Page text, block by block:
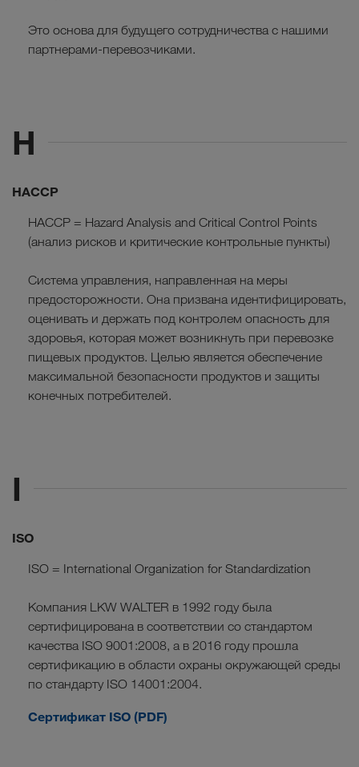
Это основа для будущего сотрудничества с нашими
партнерами-перевозчиками.
H
HACCP
HACCP = Hazard Analysis and Critical Control Points
(анализ рисков и критические контрольные пункты)
Система управления, направленная на меры
предосторожности. Она призвана идентифицировать,
оценивать и держать под контролем опасность для
здоровья, которая может возникнуть при перевозке
пищевых продуктов. Целью является обеспечение
максимальной безопасности продуктов и защиты
конечных потребителей.
I
ISO
ISO = International Organization for Standardization
Компания LKW WALTER в 1992 году была
сертифицирована в соответствии со стандартом
качества ISO 9001:2008, а в 2016 году прошла
сертификацию в области охраны окружающей среды
по стандарту ISO 14001:2004.
Сертификат ISO (PDF)